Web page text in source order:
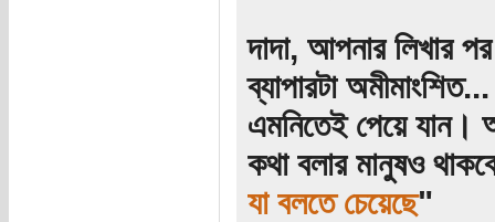
দাদা, আপনার লিখার
ব্যাপারটা
এমনিতেই পেয়ে যান।
কথা বলার মানুষও
যা বলতে চেয়েছে"